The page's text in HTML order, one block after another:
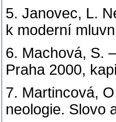
5. Janovec, L.
k moderní
6. Machová, S.
Praha 2000,
7. Martincová,
neologie. Slovo